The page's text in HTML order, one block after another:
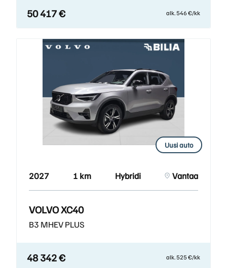
50 417 € alk. 546 €/kk
Uusi auto
2027 1 km Hybridi Vantaa
VOLVO XC40
B3 MHEV PLUS
48 342 € alk. 525 €/kk